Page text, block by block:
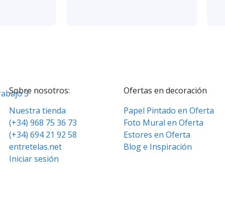
Sobre nosotros:
Nuestra tienda
(+34) 968 75 36 73
(+34) 694 21 92 58
entretelas.net
Iniciar sesión
Ofertas en decoración
Papel Pintado en Oferta
Foto Mural en Oferta
Estores en Oferta
Blog e Inspiración